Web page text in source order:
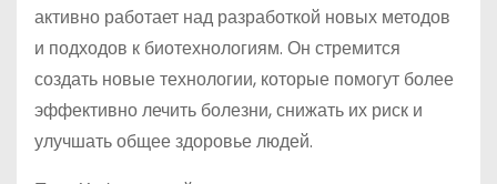
активно работает над разработкой новых методов
и подходов к биотехнологиям. Он стремится
создать новые технологии, которые помогут более
эффективно лечить болезни, снижать их риск и
улучшать общее здоровье людей.